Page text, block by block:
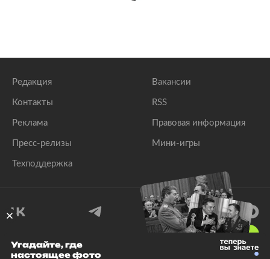
Редакция
Контакты
Реклама
Пресс-релизы
Техподдержка
Вакансии
RSS
Правовая информация
Мини-игры
© 1999–2026 Все права защищены.
Угадайте, где
настоящее фото